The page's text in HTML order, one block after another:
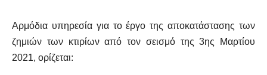
Αρμόδια υπηρεσία για το έργο της αποκατάστασης των
ζημιών των κτιρίων από τον σεισμό της 3ης Μαρτίου
2021, ορίζεται: